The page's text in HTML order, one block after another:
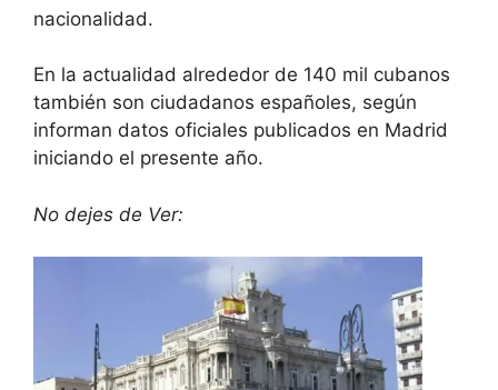
nacionalidad.
En la actualidad alrededor de 140 mil cubanos
también son ciudadanos españoles, según
informan datos oficiales publicados en Madrid
iniciando el presente año.
No dejes de Ver: